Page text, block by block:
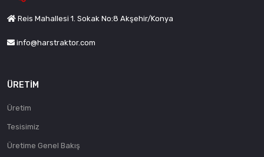
Reis Mahallesi 1. Sokak No:8 Akşehir/Konya
info@harstraktor.com
ÜRETIM
Üretim
Tesisimiz
Üretime Genel Bakış